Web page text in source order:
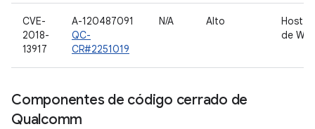
CVE-
2018-
13917
A-120487091
QC-
CR#2251019
N/A Alto
Host
de WIN
Componentes de código cerrado de
Qualcomm